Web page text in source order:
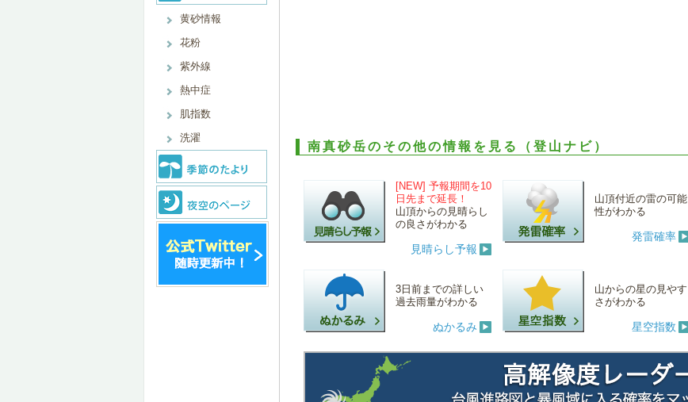
黄砂情報
花粉
紫外線
熱中症
肌指数
洗濯
南真砂岳のその他の情報を見る（登山ナビ）
[NEW] 予報期間を10
日先まで延長！
山頂からの見晴らし
の良さがわかる
見晴らし予報
山頂付近の雷の可能
性がわかる
発雷確率
3日前までの詳しい
過去雨量がわかる
ぬかるみ
山からの星の見やす
さがわかる
星空指数